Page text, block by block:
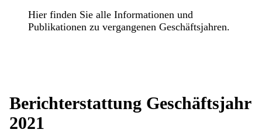
Hier finden Sie alle Informationen und
Publikationen zu vergangenen Geschäftsjahren.
Berichterstattung Geschäftsjahr
2021